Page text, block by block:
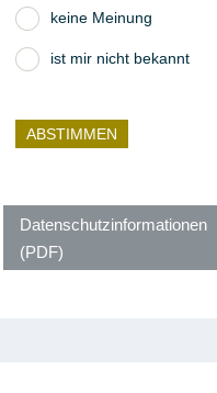
keine Meinung
ist mir nicht bekannt
ABSTIMMEN
Datenschutzinformationen
(PDF)